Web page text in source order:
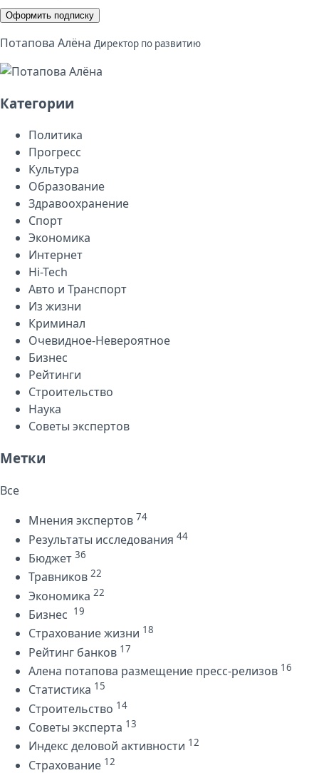
Оформить подписку
Потапова Алёна Директор по развитию
Категории
Политика
Прогресс
Культура
Образование
Здравоохранение
Спорт
Экономика
Интернет
Hi-Tech
Авто и Транспорт
Из жизни
Криминал
Очевидное-Невероятное
Бизнес
Рейтинги
Строительство
Наука
Советы экспертов
Метки
Все
Мнения экспертов 74
Результаты исследования 44
Бюджет 36
Травников 22
Экономика 22
Бизнес 19
Страхование жизни 18
Рейтинг банков 17
Алена потапова размещение пресс-релизов 16
Статистика 15
Строительство 14
Советы эксперта 13
Индекс деловой активности 12
Страхование 12